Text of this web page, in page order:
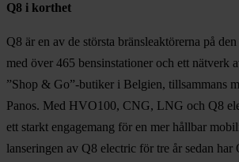
Q8 i korthet
Q8 är en av de största bränsleaktörerna på
med över 465 bensinstationer och ett nätverk
”Shop & Go”-butiker i Belgien, tillsammans
Panos. Med HVO100, CNG, LNG och Q8
ett starkt engagemang för en mer hållbar
lanseringen av Q8 electric för tre år sedan har